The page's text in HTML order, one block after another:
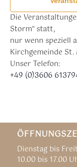
Die
Storm“ statt,
nur wenn speziell
Kirchgemeinde
Unser Telefon:
+49 (0)3606
Dienstag bis
10.00 bis 17.00